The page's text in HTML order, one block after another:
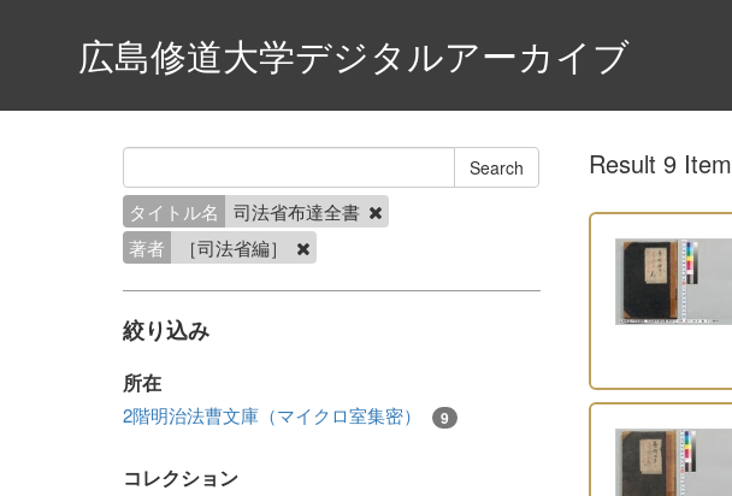
広島修道大学デジタルアーカイブ
タイトル名
司法省布達全書
著者
［司法省編］
絞り込み
所在
2階明治法曹文庫（マイクロ室集密） 9
コレクション
Result 9 Item